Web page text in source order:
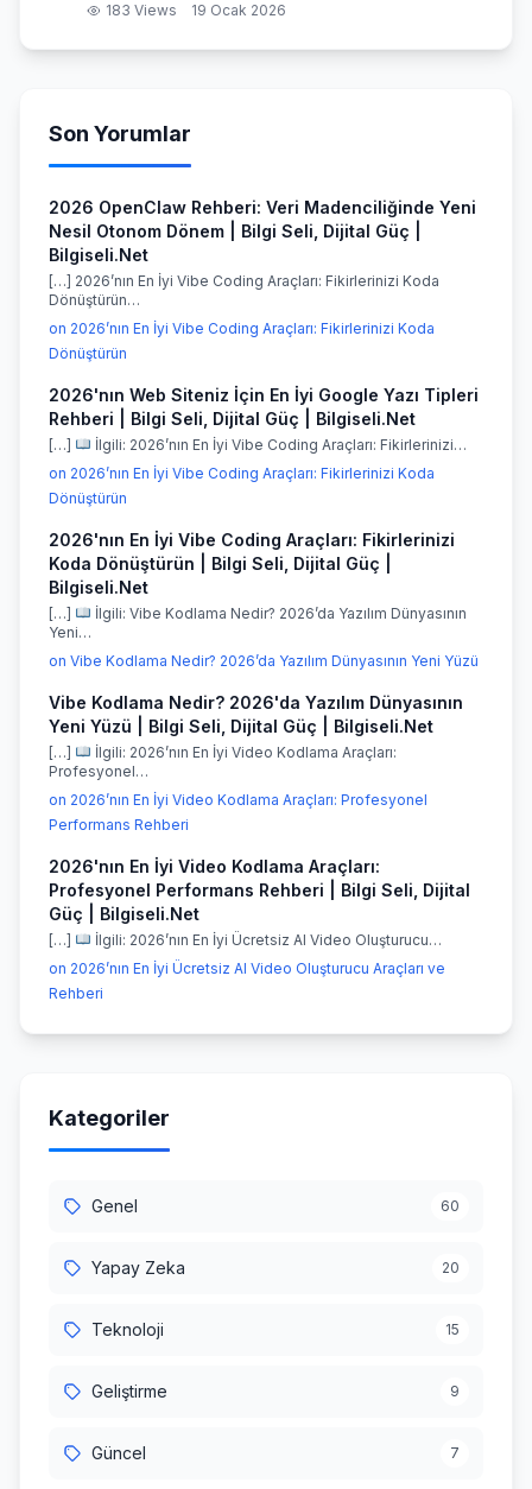
183 Views 19 Ocak 2026
Son Yorumlar
2026 OpenClaw Rehberi: Veri Madenciliğinde Yeni
Nesil Otonom Dönem | Bilgi Seli, Dijital Güç |
Bilgiseli.Net
[…] 2026’nın En İyi Vibe Coding Araçları: Fikirlerinizi Koda
Dönüştürün…
on 2026’nın En İyi Vibe Coding Araçları: Fikirlerinizi Koda
Dönüştürün
2026'nın Web Siteniz İçin En İyi Google Yazı Tipleri
Rehberi | Bilgi Seli, Dijital Güç | Bilgiseli.Net
[…]
İlgili: 2026’nın En İyi Vibe Coding Araçları: Fikirlerinizi…
on 2026’nın En İyi Vibe Coding Araçları: Fikirlerinizi Koda
Dönüştürün
2026'nın En İyi Vibe Coding Araçları: Fikirlerinizi
Koda Dönüştürün | Bilgi Seli, Dijital Güç |
Bilgiseli.Net
[…]
İlgili: Vibe Kodlama Nedir? 2026’da Yazılım Dünyasının
Yeni…
on Vibe Kodlama Nedir? 2026’da Yazılım Dünyasının Yeni Yüzü
Vibe Kodlama Nedir? 2026'da Yazılım Dünyasının
Yeni Yüzü | Bilgi Seli, Dijital Güç | Bilgiseli.Net
[…]
İlgili: 2026’nın En İyi Video Kodlama Araçları:
Profesyonel…
on 2026’nın En İyi Video Kodlama Araçları: Profesyonel
Performans Rehberi
2026'nın En İyi Video Kodlama Araçları:
Profesyonel Performans Rehberi | Bilgi Seli, Dijital
Güç | Bilgiseli.Net
[…]
İlgili: 2026’nın En İyi Ücretsiz AI Video Oluşturucu…
on 2026’nın En İyi Ücretsiz AI Video Oluşturucu Araçları ve
Rehberi
Kategoriler
Genel 60
Yapay Zeka 20
Teknoloji 15
Geliştirme 9
Güncel 7